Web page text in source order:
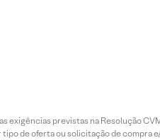
exigências previstas na Resolução
de oferta ou solicitação de compra